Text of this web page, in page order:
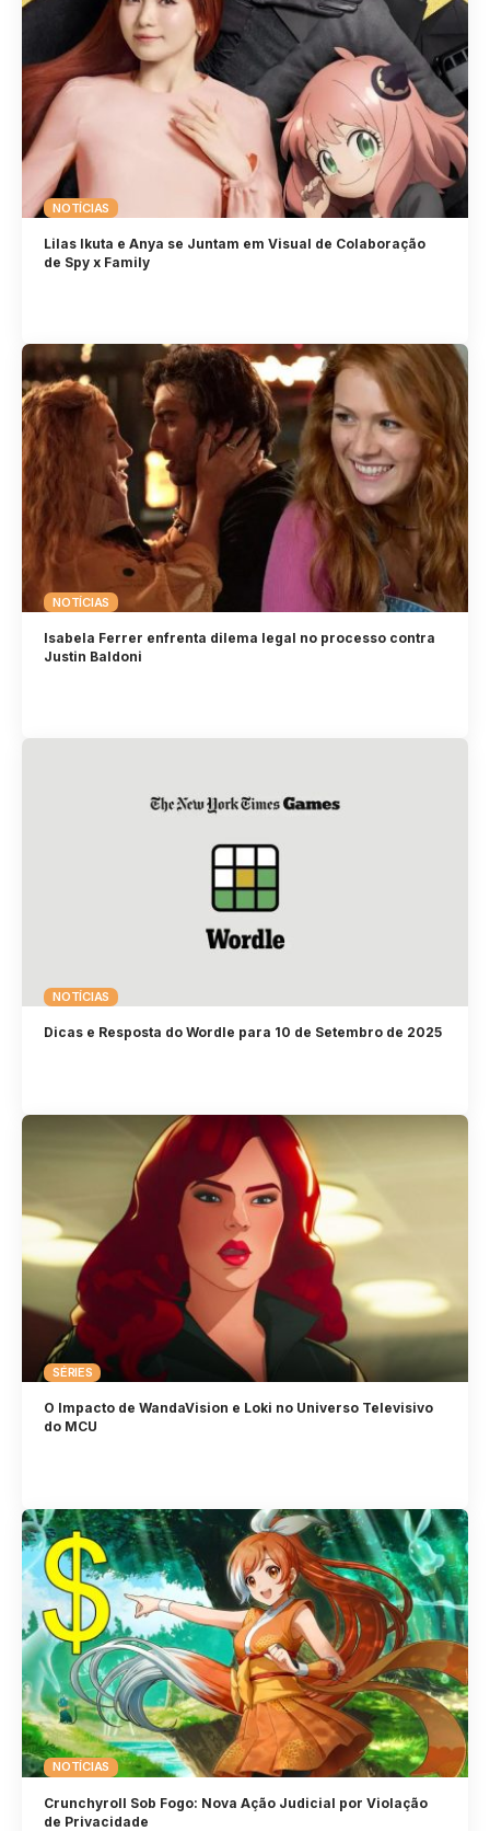
NOTÍCIAS
Lilas Ikuta e Anya se Juntam em Visual de Colaboração
de Spy x Family
NOTÍCIAS
Isabela Ferrer enfrenta dilema legal no processo contra
Justin Baldoni
NOTÍCIAS
Dicas e Resposta do Wordle para 10 de Setembro de 2025
SÉRIES
O Impacto de WandaVision e Loki no Universo Televisivo
do MCU
NOTÍCIAS
Crunchyroll Sob Fogo: Nova Ação Judicial por Violação
de Privacidade